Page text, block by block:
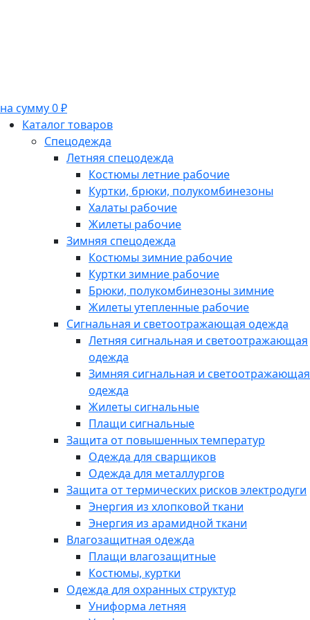
на сумму 0 ₽
Каталог товаров
Спецодежда
Летняя спецодежда
Костюмы летние рабочие
Куртки, брюки, полукомбинезоны
Халаты рабочие
Жилеты рабочие
Зимняя спецодежда
Костюмы зимние рабочие
Куртки зимние рабочие
Брюки, полукомбинезоны зимние
Жилеты утепленные рабочие
Сигнальная и светоотражающая одежда
Летняя сигнальная и светоотражающая
одежда
Зимняя сигнальная и светоотражающая
одежда
Жилеты сигнальные
Плащи сигнальные
Защита от повышенных температур
Одежда для сварщиков
Одежда для металлургов
Защита от термических рисков электродуги
Энергия из хлопковой ткани
Энергия из арамидной ткани
Влагозащитная одежда
Плащи влагозащитные
Костюмы, куртки
Одежда для охранных структур
Униформа летняя